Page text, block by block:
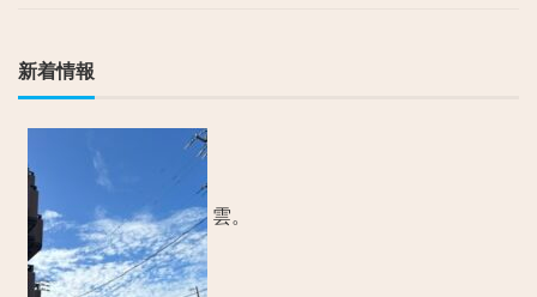
新着情報
雲。